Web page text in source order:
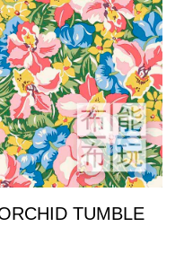
TUMBLE